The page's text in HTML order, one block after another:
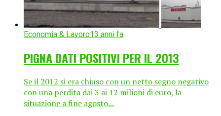
Economia & Lavoro13 anni fa
PIGNA DATI POSITIVI PER IL 2013
Se il 2012 si era chiuso con un netto segno negativo
con una perdita dai 3 ai 12 milioni di euro, la
situazione a fine agosto...